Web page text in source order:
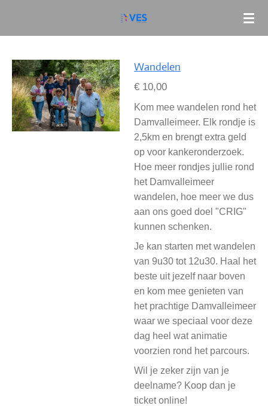
de
hoofdinhoud
Wandelen
€ 10,00
Kom mee wandelen rond het
Damvalleimeer. Elk rondje is
2,5km en brengt extra geld
op voor kankeronderzoek.
Hoe meer rondjes jullie rond
het Damvalleimeer
wandelen, hoe meer we dus
aan ons goed doel "CRIG"
kunnen schenken.
Je kan starten met wandelen
van 9u30 tot 12u30. Haal het
beste uit jezelf naar boven
en kom mee genieten van
het prachtige Damvalleimeer
waar we speciaal voor deze
dag heel wat animatie
voorzien rond het parcours.
Wil je zeker zijn van je
deelname? Koop dan je
ticket online!